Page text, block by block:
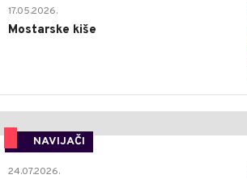
17.05.2026.
Mostarske kiše
NAVIJAČI
24.07.2026.